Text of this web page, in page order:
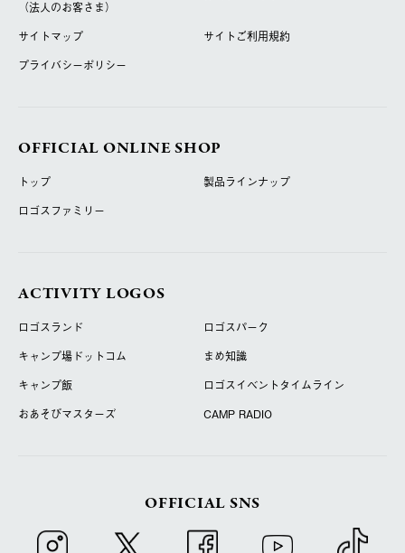
（法人のお客さま）
サイトマップ
サイトご利用規約
プライバシーポリシー
OFFICIAL ONLINE SHOP
トップ
製品ラインナップ
ロゴスファミリー
ACTIVITY LOGOS
ロゴスランド
ロゴスパーク
キャンプ場ドットコム
まめ知識
キャンプ飯
ロゴスイベントタイムライン
おあそびマスターズ
CAMP RADIO
OFFICIAL SNS